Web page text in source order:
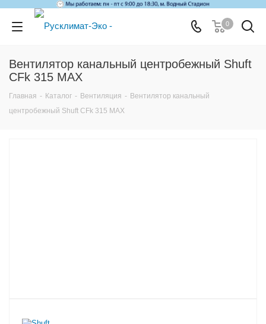
0
Вентилятор канальный центробежный Shuft
CFk 315 MAX
Главная - Каталог - Вентиляция - Вентилятор канальный
центробежный Shuft CFk 315 MAX